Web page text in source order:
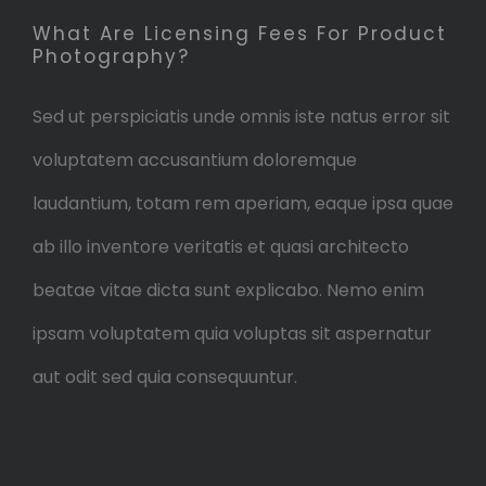
What Are Licensing Fees For Product
Photography?
Sed ut perspiciatis unde omnis iste natus error sit
voluptatem accusantium doloremque
laudantium, totam rem aperiam, eaque ipsa quae
ab illo inventore veritatis et quasi architecto
beatae vitae dicta sunt explicabo. Nemo enim
ipsam voluptatem quia voluptas sit aspernatur
aut odit sed quia consequuntur.